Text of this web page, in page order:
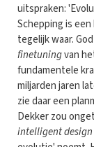
uitspraken:
Schepping is
tegelijk waar.
finetuningvan
fundamentele
miljarden jaren
zie daar een
Dekker zou
intelligent design